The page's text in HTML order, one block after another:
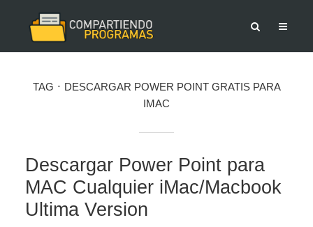
TAG
DESCARGAR POWER POINT GRATIS PARA
IMAC
Descargar Power Point para
MAC Cualquier iMac/Macbook
Ultima Version